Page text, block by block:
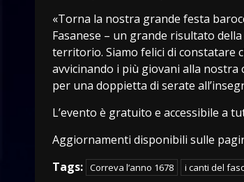
«Torna la nostra grande festa
Fasanese – un grande risultato
territorio. Siamo felici di constatare
avvicinando i più giovani alla
per una doppietta di serate
L’evento è gratuito e accessibile a
Aggiornamenti disponibili sulle
Tags: Correva l’anno 1678 i canti del